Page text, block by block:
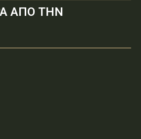
ΑΠΟ ΤΗΝ